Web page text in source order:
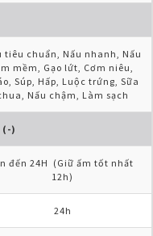
tiêu chuẩn, Nấu nhanh, Nấu
mềm, Gạo lứt, Cơm niêu,
Súp, Hấp, Luộc trứng, Sữa
Nấu chậm, Làm sạch
(-)
đến 24H  (Giữ ấm tốt nhất
12h)
24h